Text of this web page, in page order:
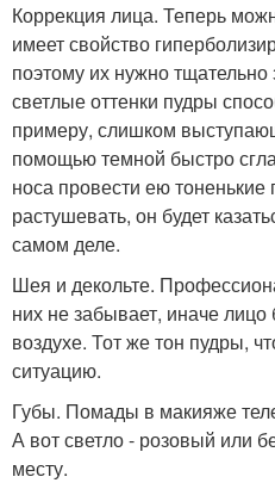
Коррекция лица. Теперь
имеет свойство
поэтому их нужно
светлые оттенки пудры
примеру, слишком
помощью темной быстро
носа провести ею
растушевать, он будет
самом деле.
Шея и декольте.
них не забывает, иначе лицо
воздухе. Тот же тон пудры,
ситуацию.
Губы. Помады в макияже
А вот светло - розовый или
месту.